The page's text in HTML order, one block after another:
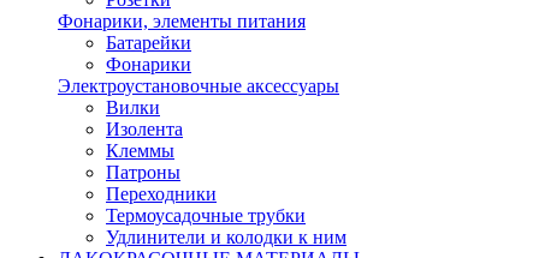
Фонарики, элементы питания
Батарейки
Фонарики
Электроустановочные аксессуары
Вилки
Изолента
Клеммы
Патроны
Переходники
Термоусадочные трубки
Удлинители и колодки к ним